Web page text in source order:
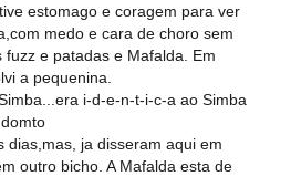
estomago e coragem para ver
medo e cara de choro sem
fuzz e patadas e Mafalda. Em
a pequenina.
i-d-e-n-t-i-c-a ao Simba
dias,mas, ja disseram aqui em
outro bicho. A Mafalda esta de